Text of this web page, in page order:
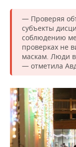
— Проверяя
субъекты
соблюдению
проверках не
маскам. Люди
— отметила